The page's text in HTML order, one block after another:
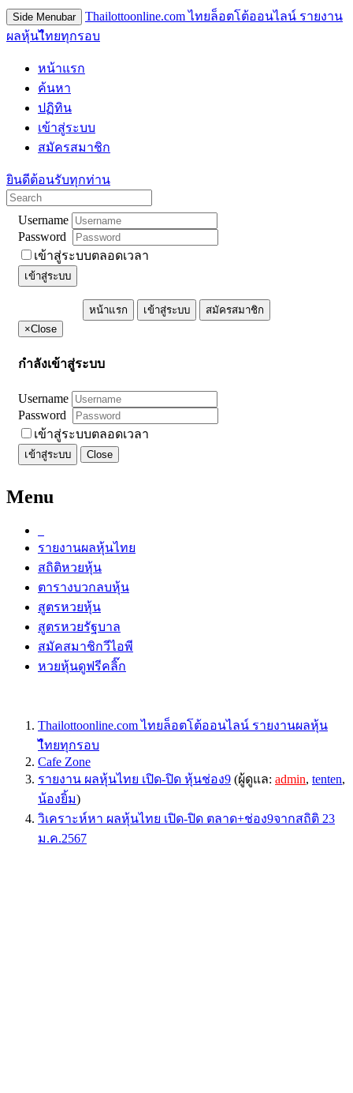
Side Menubar
Thailottoonline.com ไทยล็อตโต้ออนไลน์ รายงาน
ผลหุ้นไืทยทุกรอบ
หน้าแรก
ค้นหา
ปฏิทิน
เข้าสู่ระบบ
สมัครสมาชิก
ยินดีต้อนรับทุกท่าน
Username
Password
เข้าสู่ระบบตลอดเวลา
เข้าสู่ระบบ
หน้าแรก เข้าสู่ระบบ
สมัครสมาชิก
×Close
กำลังเข้าสู่ระบบ
Username
Password
เข้าสู่ระบบตลอดเวลา
เข้าสู่ระบบ Close
Menu
รายงานผลหุ้นไทย
สถิติหวยหุ้น
ตารางบวกลบหุ้น
สูตรหวยหุ้น
สูตรหวยรัฐบาล
สมัคสมาชิกวีไอพี
หวยหุ้นดูฟรีคลิ๊ก
Thailottoonline.com ไทยล็อตโต้ออนไลน์ รายงานผลหุ้น
ไืทยทุกรอบ
Cafe Zone
รายงาน ผลหุ้นไทย เปิด-ปิด หุ้นช่อง9 (ผู้ดูแล: admin, tenten,
น้องยิ้ม)
วิเคราะห์หา ผลหุ้นไทย เปิด-ปิด ตลาด+ช่อง9จากสถิติ 23
ม.ค.2567